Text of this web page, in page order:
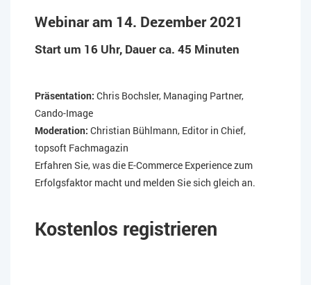
Webinar am 14. Dezember 2021
Start um 16 Uhr, Dauer ca. 45 Minuten
Präsentation: Chris Bochsler, Managing Partner,
Cando-Image
Moderation: Christian Bühlmann, Editor in Chief,
topsoft Fachmagazin
Erfahren Sie, was die E-Commerce Experience zum
Erfolgsfaktor macht und melden Sie sich gleich an.
Kostenlos registrieren